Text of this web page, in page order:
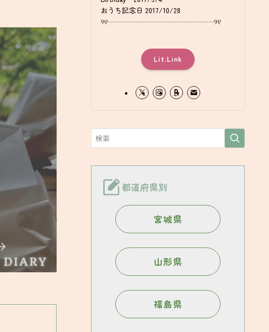
おうち記念日 2017/10/28
୨୧┈┈┈┈┈┈┈┈┈┈┈┈┈┈┈୨୧
Lit.Link
都道府県別
宮城県
山形県
福島県